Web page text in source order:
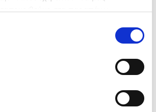
επιλέξετε από τα παρακάτω με την
΄΄και να ενημερωθείτε σχετικά με